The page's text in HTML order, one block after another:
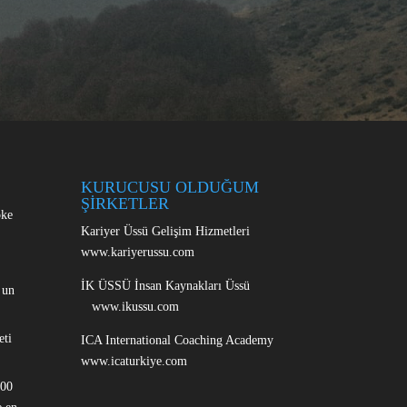
KURUCUSU OLDUĞUM
ŞİRKETLER
Kariyer Üssü Gelişim Hizmetleri
www.kariyerussu.com
İK ÜSSÜ İnsan Kaynakları Üssü
www.ikussu.com
ICA International Coaching Academy
www.icaturkiye.com